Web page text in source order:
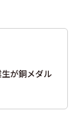
生が銅メダル